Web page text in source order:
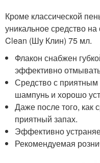
Кроме классической
уникальное средство
Clean (Шу Клин) 75 мл.
Флакон снабжен
эффективно
Средство с приятным
шампунь и хорошо
Даже после того, как
приятный запах.
Эффективно
Рекомендуемая